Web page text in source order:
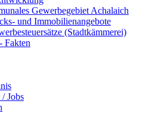
Gewerbegebiet Achalaich
und Immobilienangebote
(Stadtkämmerei)
Fakten
/ Jobs